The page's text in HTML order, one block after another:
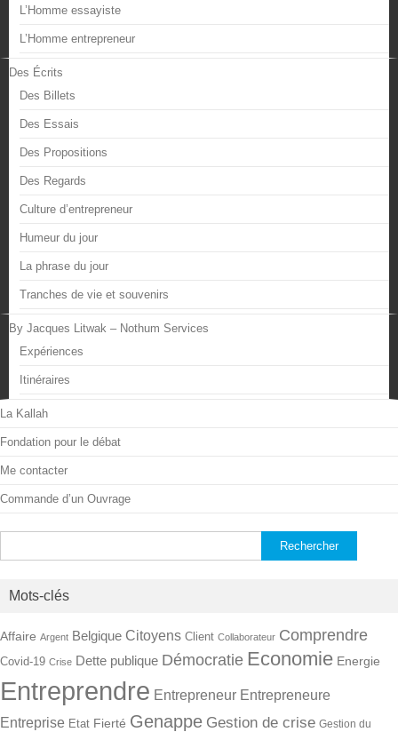
L’Homme essayiste
L’Homme entrepreneur
Des Écrits
Des Billets
Des Essais
Des Propositions
Des Regards
Culture d’entrepreneur
Humeur du jour
La phrase du jour
Tranches de vie et souvenirs
By Jacques Litwak – Nothum Services
Expériences
Itinéraires
La Kallah
Fondation pour le débat
Me contacter
Commande d’un Ouvrage
Mots-clés
Affaire Argent Belgique Citoyens Client Collaborateur Comprendre
Covid-19 Crise Dette publique Démocratie Economie Energie
Entreprendre Entrepreneur Entrepreneure
Entreprise Etat Fierté Genappe Gestion de crise Gestion du